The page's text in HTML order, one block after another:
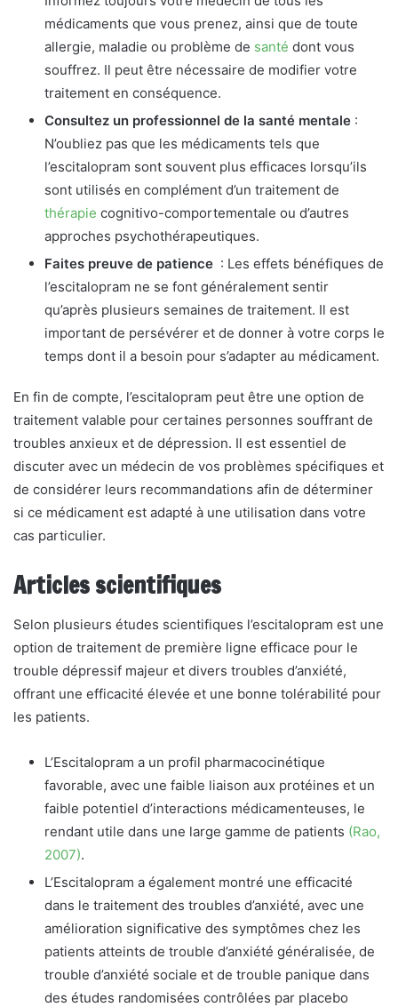
médicaments que vous prenez, ainsi que de toute
allergie, maladie ou problème de santé dont vous
souffrez. Il peut être nécessaire de modifier votre
traitement en conséquence.
Consultez un professionnel de la santé mentale :
N’oubliez pas que les médicaments tels que
l’escitalopram sont souvent plus efficaces lorsqu’ils
sont utilisés en complément d’un traitement de
thérapie cognitivo-comportementale ou d’autres
approches psychothérapeutiques.
Faites preuve de patience : Les effets bénéfiques de
l’escitalopram ne se font généralement sentir
qu’après plusieurs semaines de traitement. Il est
important de persévérer et de donner à votre corps le
temps dont il a besoin pour s’adapter au médicament.
En fin de compte, l’escitalopram peut être une option de
traitement valable pour certaines personnes souffrant de
troubles anxieux et de dépression. Il est essentiel de
discuter avec un médecin de vos problèmes spécifiques et
de considérer leurs recommandations afin de déterminer
si ce médicament est adapté à une utilisation dans votre
cas particulier.
Articles scientifiques
Selon plusieurs études scientifiques l’escitalopram est une
option de traitement de première ligne efficace pour le
trouble dépressif majeur et divers troubles d’anxiété,
offrant une efficacité élevée et une bonne tolérabilité pour
les patients.
L’Escitalopram a un profil pharmacocinétique
favorable, avec une faible liaison aux protéines et un
faible potentiel d’interactions médicamenteuses, le
rendant utile dans une large gamme de patients (Rao,
2007).
L’Escitalopram a également montré une efficacité
dans le traitement des troubles d’anxiété, avec une
amélioration significative des symptômes chez les
patients atteints de trouble d’anxiété généralisée, de
trouble d’anxiété sociale et de trouble panique dans
des études randomisées contrôlées par placebo